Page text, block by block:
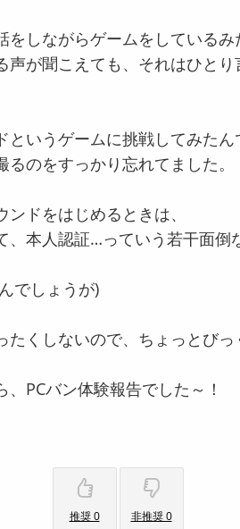
をしながらゲームをしているみ
声が聞こえても、それはひと
というゲームに挑戦してみたん
のをすっかり忘れてました。
ドをはじめるときは、
、本人認証…っていう若干面倒
でしょうが)
たくしないので、ちょっとび
PCバン体験報告でした～！
推奨 0 非推奨 0